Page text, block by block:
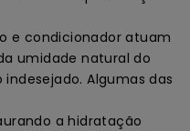
e condicionador atuam
umidade natural do
Algumas das
a hidratação